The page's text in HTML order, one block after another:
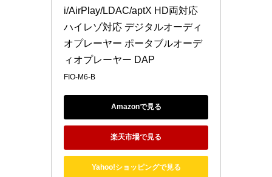
i/AirPlay/LDAC/aptX HD両対応
ハイレゾ対応 デジタルオーディ
オプレーヤー ポータブルオーデ
ィオプレーヤー DAP
FIO-M6-B
Amazonで見る
楽天市場で見る
Yahoo!ショッピングで見る